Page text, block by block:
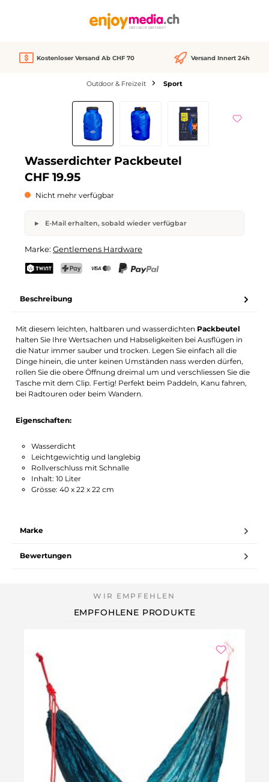
Kostenloser Versand Ab CHF 70 Versand Innert 24h
Outdoor & Freizeit Sport
Bildergalerie überspringen
Nicht verfügbar
Wasserdichter Packbeutel
CHF 19.95
Nicht mehr verfügbar
E-Mail erhalten, sobald wieder verfügbar
Dein Name E-Mail-Adresse
Marke: Gentlemens Hardware
Beschreibung
Mit diesem leichten, haltbaren und wasserdichten Packbeutel
halten Sie Ihre Wertsachen und Habseligkeiten bei Ausflügen in
die Natur immer sauber und trocken. Legen Sie einfach all die
Dinge hinein, die unter keinen Umständen nass werden dürfen,
rollen Sie die obere Öffnung dreimal um und verschliessen Sie die
Tasche mit dem Clip. Fertig! Perfekt beim Paddeln, Kanu fahren,
bei Radtouren oder beim Wandern.
Eigenschaften:
Wasserdicht
Leichtgewichtig und langlebig
Rollverschluss mit Schnalle
Inhalt: 10 Liter
Grösse: 40 x 22 x 22 cm
Marke
Bewertungen
EMPFOHLENE PRODUKTE